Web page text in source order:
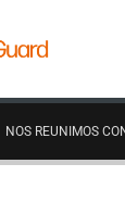
NOS REUNIMOS